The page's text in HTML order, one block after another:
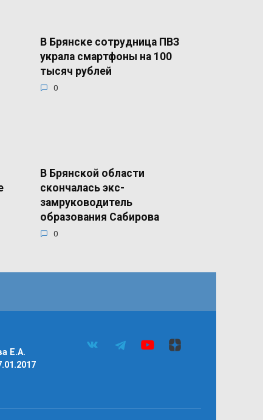
В Брянске сотрудница ПВЗ
украла смартфоны на 100
тысяч рублей
0
В Брянской области
скончалась экс-
замруководитель
образования Сабирова
0
Е.А.